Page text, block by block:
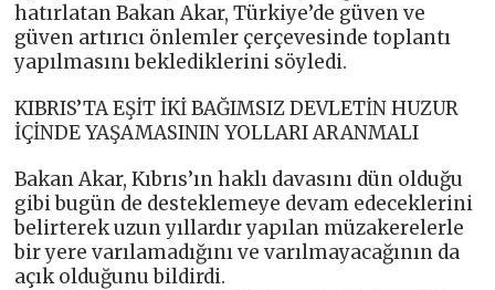
hatırlatan Bakan Akar, Türkiye’de güven ve
güven artırıcı önlemler çerçevesinde toplantı
yapılmasını beklediklerini söyledi.
KIBRIS’TA EŞİT İKİ BAĞIMSIZ DEVLETİN HUZUR
İÇİNDE YAŞAMASININ YOLLARI ARANMALI
Bakan Akar, Kıbrıs’ın haklı davasını dün olduğu
gibi bugün de desteklemeye devam edeceklerini
belirterek uzun yıllardır yapılan müzakerelerle
bir yere varılamadığını ve varılmayacağının da
açık olduğunu bildirdi.